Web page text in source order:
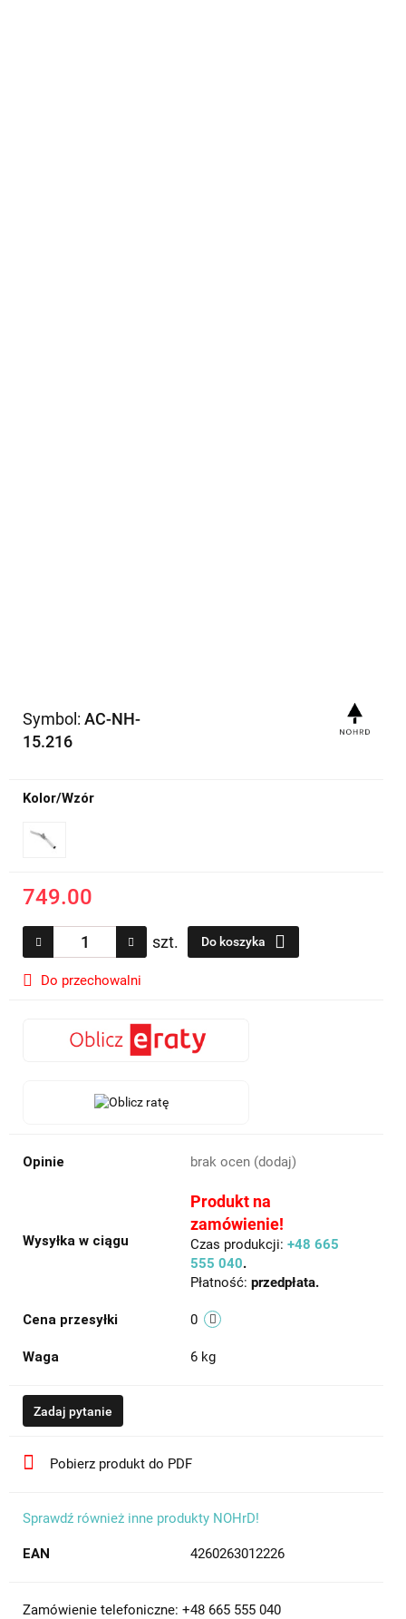
Symbol: AC-NH-
15.216
Kolor/Wzór
749.00
szt. Do koszyka
Do przechowalni
Opinie brak ocen (dodaj)
Wysyłka w ciągu
Produkt na
zamówienie!
Czas produkcji: +48 665
555 040.
Płatność: przedpłata.
Cena przesyłki 0
Waga 6 kg
Zadaj pytanie
Pobierz produkt do PDF
Sprawdź również inne produkty NOHrD!
EAN 4260263012226
Zamówienie telefoniczne: +48 665 555 040